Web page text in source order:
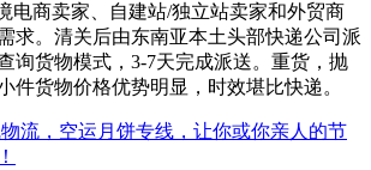
电商卖家、自建站/独立站卖家和外贸商
求。清关后由东南亚本土头部快递公司派
询货物模式，3-7天完成派送。重货，抛
件货物价格优势明显，时效堪比快递。
流，空运月饼专线，让你或你亲人的节